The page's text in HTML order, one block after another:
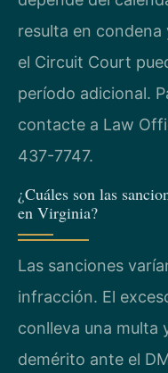
resulta en condena
el Circuit Court
período adicional.
contacte a Law
437-7747.
¿Cuáles son las
en Virginia?
Las sanciones
infracción. El
conlleva una multa
demérito ante el